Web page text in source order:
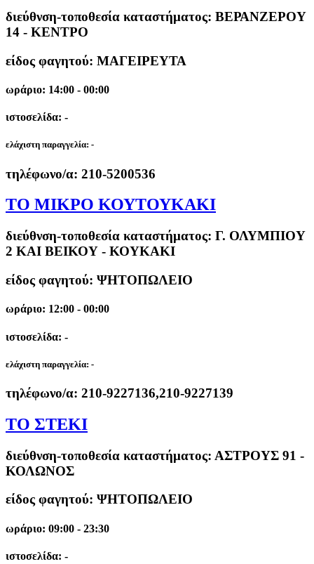
διεύθνση-τοποθεσία καταστήματος: ΒΕΡΑΝΖΕΡΟΥ
14 - ΚΕΝΤΡΟ
είδος φαγητού: ΜΑΓΕΙΡΕΥΤΑ
ωράριο: 14:00 - 00:00
ιστοσελίδα: -
ελάχιστη παραγγελία: -
τηλέφωνο/α: 210-5200536
ΤΟ ΜΙΚΡΟ ΚΟΥΤΟΥΚΑΚΙ
διεύθνση-τοποθεσία καταστήματος: Γ. ΟΛΥΜΠΙΟΥ
2 ΚΑΙ ΒΕΙΚΟΥ - ΚΟΥΚΑΚΙ
είδος φαγητού: ΨΗΤΟΠΩΛΕΙΟ
ωράριο: 12:00 - 00:00
ιστοσελίδα: -
ελάχιστη παραγγελία: -
τηλέφωνο/α: 210-9227136,210-9227139
ΤΟ ΣΤΕΚΙ
διεύθνση-τοποθεσία καταστήματος: ΑΣΤΡΟΥΣ 91 -
ΚΟΛΩΝΟΣ
είδος φαγητού: ΨΗΤΟΠΩΛΕΙΟ
ωράριο: 09:00 - 23:30
ιστοσελίδα: -